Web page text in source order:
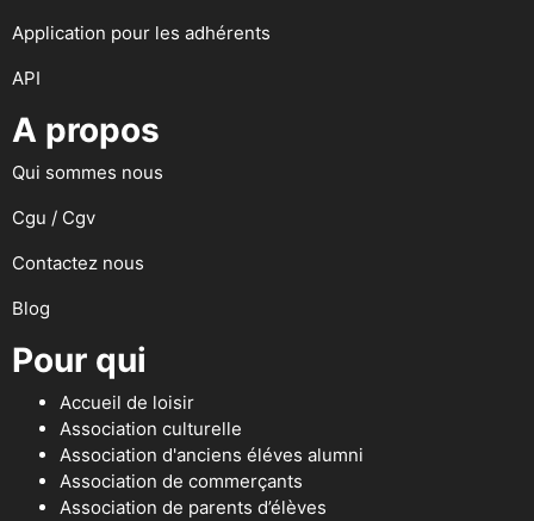
Application pour les adhérents
API
A propos
Qui sommes nous
Cgu / Cgv
Contactez nous
Blog
Pour qui
Accueil de loisir
Association culturelle
Association d'anciens éléves alumni
Association de commerçants
Association de parents d’élèves